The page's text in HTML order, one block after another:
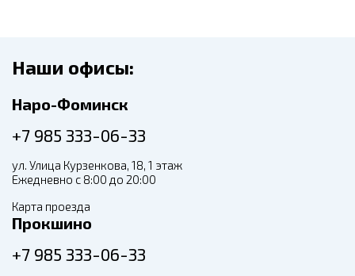
Наши офисы:
Наро-Фоминск
+7 985 333-06-33
ул. Улица Курзенкова, 18, 1 этаж
Ежедневно с 8:00 до 20:00
Карта проезда
Прокшино
+7 985 333-06-33